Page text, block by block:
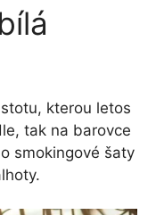
kterou letos
tak na barovce
smokingové šaty